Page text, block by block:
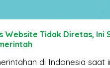
Website Tidak Diretas, Ini
di Indonesia saat
Jangan
Harga! Ini
Beli SSL Murah untuk